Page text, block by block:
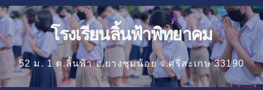
โรงเรียนลิ้นฟ้าพิทยาคม
52 ม. 1 ต.ลิ้นฟ้า อ.ยางชุมน้อย จ.ศรีสะเกษ 33190